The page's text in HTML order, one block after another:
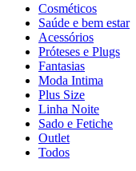
Cosméticos
Saúde e bem estar
Acessórios
Próteses e Plugs
Fantasias
Moda Intima
Plus Size
Linha Noite
Sado e Fetiche
Outlet
Todos